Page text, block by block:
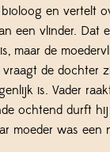
en vertelt
een vlinder. Dat
maar de
de dochter
is. Vader
ochtend durft
moeder was een